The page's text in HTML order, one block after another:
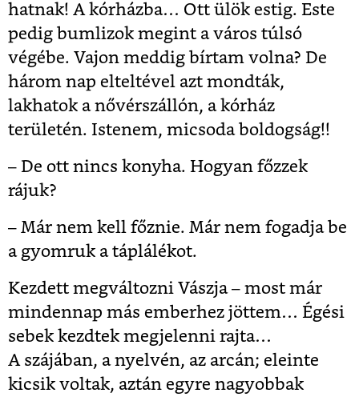
hatnak! A kórházba… Ott ülök estig. Este
pedig bumlizok megint a város túlsó
végébe. Vajon meddig bírtam volna? De
három nap elteltével azt mondták,
lakhatok a nővérszállón, a kórház
területén. Istenem, micsoda boldogság!!
– De ott nincs konyha. Hogyan főzzek
rájuk?
– Már nem kell főznie. Már nem fogadja be
a gyomruk a táplálékot.
Kezdett megváltozni Vászja – most már
mindennap más emberhez jöttem… Égési
sebek kezdtek megjelenni rajta…
A szájában, a nyelvén, az arcán; eleinte
kicsik voltak, aztán egyre nagyobbak